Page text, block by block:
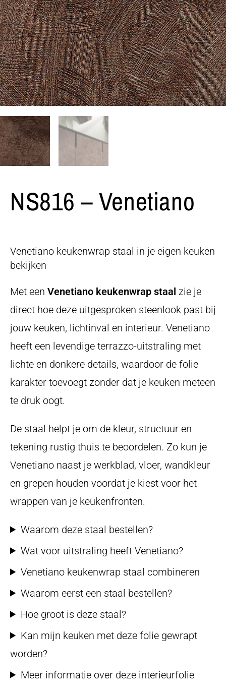
NS816 – Venetiano
Venetiano keukenwrap staal in je eigen keuken
bekijken
Met een Venetiano keukenwrap staal zie je
direct hoe deze uitgesproken steenlook past bij
jouw keuken, lichtinval en interieur. Venetiano
heeft een levendige terrazzo-uitstraling met
lichte en donkere details, waardoor de folie
karakter toevoegt zonder dat je keuken meteen
te druk oogt.
De staal helpt je om de kleur, structuur en
tekening rustig thuis te beoordelen. Zo kun je
Venetiano naast je werkblad, vloer, wandkleur
en grepen houden voordat je kiest voor het
wrappen van je keukenfronten.
Waarom deze staal bestellen?
Wat voor uitstraling heeft Venetiano?
Venetiano keukenwrap staal combineren
Waarom eerst een staal bestellen?
Hoe groot is deze staal?
Kan mijn keuken met deze folie gewrapt
worden?
Meer informatie over deze interieurfolie